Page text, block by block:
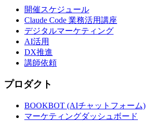
開催スケジュール
Claude Code 業務活用講座
デジタルマーケティング
AI活用
DX推進
講師依頼
プロダクト
BOOKBOT (AIチャットフォーム)
マーケティングダッシュボード